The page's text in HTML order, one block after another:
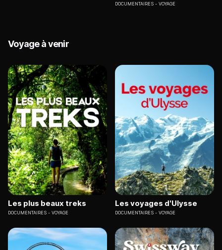
DOCUMENTAIRES VOYAGE
Voyage à venir
Les plus beaux treks
DOCUMENTAIRES VOYAGE
Les voyages d'Ulysse
DOCUMENTAIRES VOYAGE